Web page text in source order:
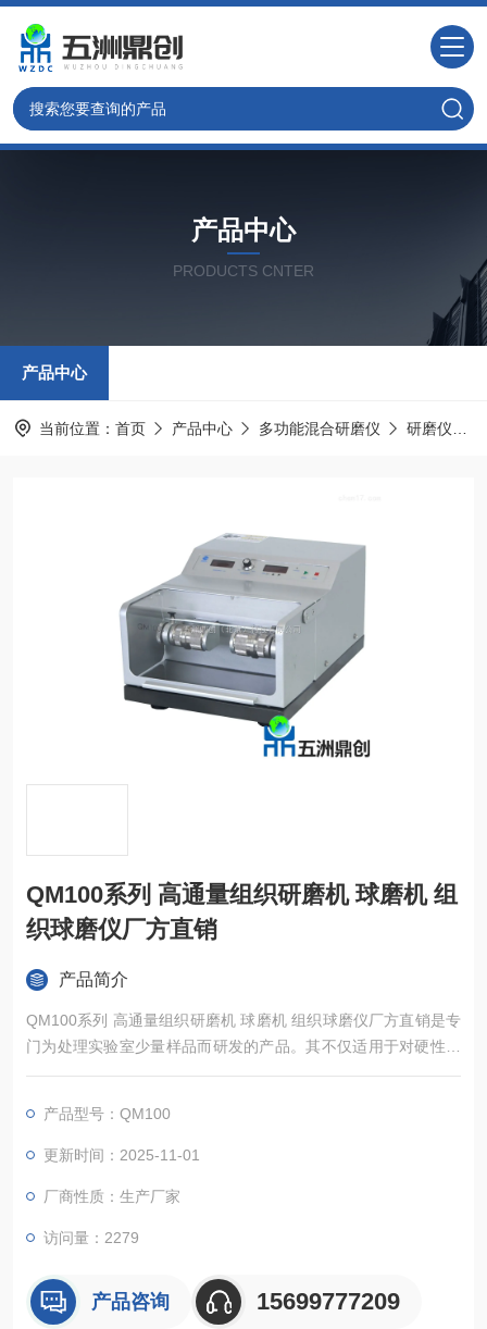
产品中心
PRODUCTS CNTER
产品中心
当前位置： 首页 产品中心 多功能混合研磨仪 研磨仪
QM100系列 高通量组织研磨机 球磨机 组
织球磨仪厂方直销
产品简介
QM100系列 高通量组织研磨机 球磨机 组织球磨仪厂方直销是专
门为处理实验室少量样品而研发的产品。其不仅适用于对硬性、
中硬性和脆性样品的细粉碎和精细研磨，还适用于软性、弹性、
头、头发、化学品、药品、矿物、矿石、合金、玻璃、陶瓷、土
壤、污泥、谷物颗粒、塑料、纺织品在内的诸多材料。
产品型号：QM100
更新时间：2025-11-01
厂商性质：生产厂家
访问量：2279
产品咨询 15699777209